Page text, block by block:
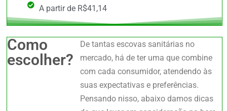
A partir de R$41,14
Como
escolher?
De tantas escovas sanitárias no
mercado, há de ter uma que combine
com cada consumidor, atendendo às
suas expectativas e preferências.
Pensando nisso, abaixo damos dicas